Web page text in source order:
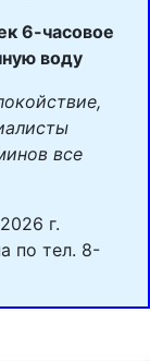
6-часовое
воду
все
г.
по тел. 8-